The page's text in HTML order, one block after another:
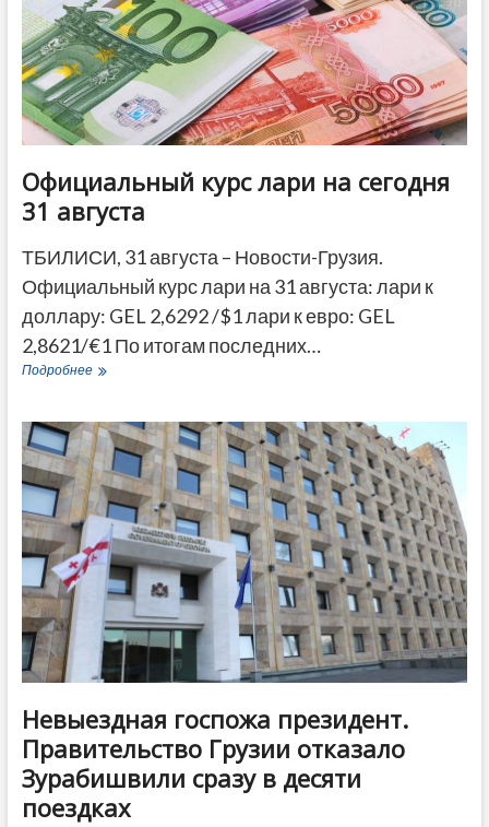
Официальный курс лари на сегодня
31 августа
ТБИЛИСИ, 31 августа – Новости-Грузия.
Официальный курс лари на 31 августа: лари к
доллару: GEL 2,6292 /$1 лари к евро: GEL
2,8621/€1 По итогам последних…
ПодробнееОфициальный
на
сегодня
31
августа
Невыездная госпожа президент.
Правительство Грузии отказало
Зурабишвили сразу в десяти
поездках